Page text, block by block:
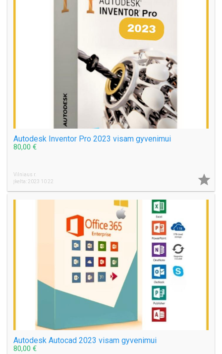
Autodesk Inventor Pro 2023 visam gyvenimui
80,00 €
Vilniaus r.
Įkelta: 2023 10 22

Autodesk Autocad 2023 visam gyvenimui
80,00 €